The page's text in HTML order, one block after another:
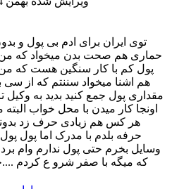
توی ایران برای ادم بی پول و
حماری هم صحت بدن میخواد که من
پول کم با کار سنگین هست که
هم اشنا میخواد سننتم که از سی
مقداری پول جمع کنید بدید به وکیل
اونجا کار میدن با محل خواب
هر کس هم زیادی حرف زد
حرفه بلدم با مدرک اما پول
وسایل بخرم حتی پول ندارم وام
که میگه با صفر شرو ع کردم